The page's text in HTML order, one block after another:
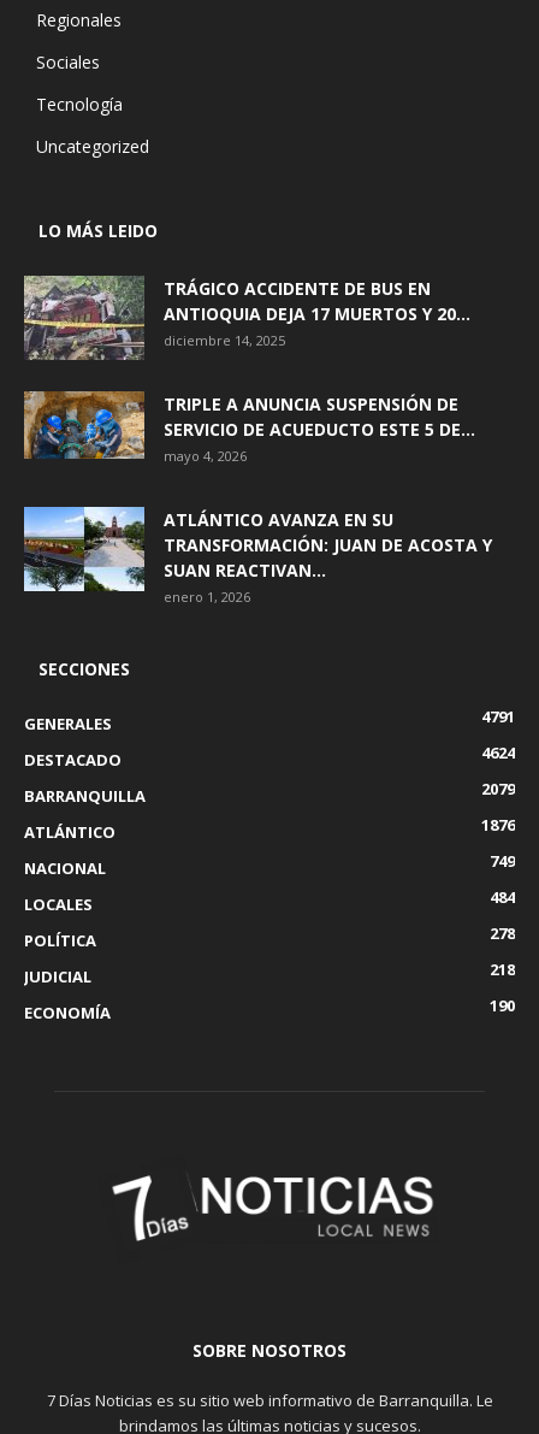
Regionales
Sociales
Tecnología
Uncategorized
LO MÁS LEIDO
TRÁGICO ACCIDENTE DE BUS EN
ANTIOQUIA DEJA 17 MUERTOS Y 20...
diciembre 14, 2025
TRIPLE A ANUNCIA SUSPENSIÓN DE
SERVICIO DE ACUEDUCTO ESTE 5 DE...
mayo 4, 2026
ATLÁNTICO AVANZA EN SU
TRANSFORMACIÓN: JUAN DE ACOSTA Y
SUAN REACTIVAN...
enero 1, 2026
SECCIONES
GENERALES
4791
DESTACADO
4624
BARRANQUILLA
2079
ATLÁNTICO
1876
NACIONAL
749
LOCALES
484
POLÍTICA
278
JUDICIAL
218
ECONOMÍA
190
SOBRE NOSOTROS
7 Días Noticias es su sitio web informativo de Barranquilla. Le
brindamos las últimas noticias y sucesos.